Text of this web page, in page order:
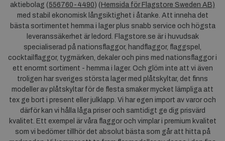
aktiebolag (556760-4490) ( Hemsida för Flagstore Sweden AB)
med stabil ekonomisk långsiktighet i åtanke. Att inneha det
bästa sortimentet hemma i lager plus snabb service och högsta
leveranssäkerhet är ledord. Flagstore.se är i huvudsak
specialiserad på nationsflaggor, handflaggor, flaggspel,
cocktailflaggor, tygmärken, dekaler och pins med nationsflaggor i
ett enormt sortiment - hemma i lager. Och glöm inte att vi även
troligen har sveriges största lager med plåtskyltar, det finns
modeller av plåtskyltar för de flesta smaker mycket lämpliga att
tex ge bort i present eller julklapp. Vi har egen import av varor och
därför kan vi hålla låga priser och samtidigt ge dig prisvärd
kvalitet. Ett exempel är våra flaggor och vimplar i premium kvalitet
som vi bedömer tillhör det absolut bästa som går att hitta på